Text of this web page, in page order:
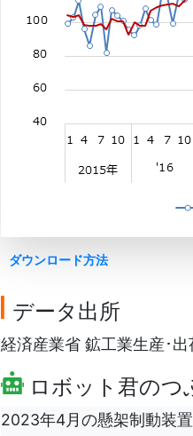
ダウンロード方法
データ出所
経済産業省 鉱工業生産･
ロボット君のつ
2023年4月の懸架制動装